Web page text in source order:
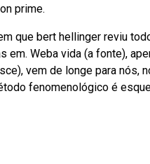
prime.
que bert hellinger reviu
em. Weba vida (a fonte),
vem de longe para nós,
fenomenológico é